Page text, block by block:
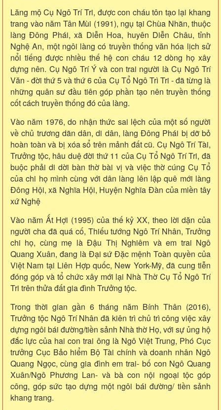
Lăng mộ Cụ Ngô Trí Tri, được con cháu tôn tạo lại khang
trang vào năm Tân Mùi (1991), ngụ tại Chùa Nhãn, thuộc
làng Đông Phái, xã Diễn Hoa, huyên Diễn Châu, tỉnh
Nghệ An, một ngôi làng có truyền thống văn hóa lịch sử
nổi tiếng được nhiều thế hệ con cháu 12 dòng họ xây
dựng nên. Cụ Ngô Trí Ý và con trai người là Cụ Ngô Trí
Văn - đời thứ 5 và thứ 6 của Cụ Tổ Ngô Trì Tri - đã từng là
những quân sư đầu tiên góp phần tạo nên truyền thống
cốt cách truyền thống đó của làng.
Vào năm 1976, do nhận thức sai lệch của một số người
về chủ trương dãn dân, di dân, làng Đông Phái bị dỡ bỏ
hoàn toàn và bị xóa sổ trên mảnh đất cũ. Cụ Ngô Trí Tài,
Trưởng tộc, hâu duệ đời thứ 11 của Cụ Tổ Ngô Trí Tri, đã
buộc phải di dời bàn thờ bài vị và việc thờ cúng Cụ Tổ
của chi họ mình cùng với dân làng lên lập quê mới làng
Đông Hội, xã Nghĩa Hội, Huyện Nghĩa Đàn của miền tây
xứ Nghệ
Vào năm Ất Hợi (1995) của thế kỷ XX, theo lời dặn của
người cha đã quá cố, Thiếu tướng Ngô Trí Nhân, Trưởng
chi họ, cùng mẹ là Đậu Thị Nghiêm và em trai Ngô
Quang Xuân, đang là Đại sứ Đặc mệnh Toàn quyền của
Việt Nam tại Liên Hợp quốc, New York-Mỹ, đã cung tiễn
đóng góp và tổ chức xây mới lại Nhà Thờ Cụ Tổ Ngô Trí
Tri trên thửa đất gia đình Trưởng tộc.
Trong thời gian gần 6 tháng năm Bính Thân (2016),
Trưởng tộc Ngô Trí Nhân đã kiên trì chủ trì công việc xây
dựng ngôi bái đường/tiền sảnh Nhà thờ Họ, với sự ủng hộ
đắc lực của hai con trai ông là Ngô Việt Trung, Phó Cục
trưởng Cục Bảo hiểm Bộ Tài chính và doanh nhân Ngô
Quang Ngọc, cùng gia đình em trai- bố con Ngô Quang
Xuân/Ngô Phương Lan- và bà con nội ngoại tộc góp
công, góp sức tạo dựng một ngôi bái đường/ tiền sảnh
khang trang.